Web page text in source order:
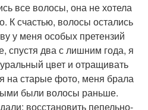
все волосы, она не хотела
К счастью, волосы остались
у меня особых претензий
спустя два с лишним года, я
цвет и отращивать
на старые фото, меня брала
были волосы раньше.
восстановить пепельно-